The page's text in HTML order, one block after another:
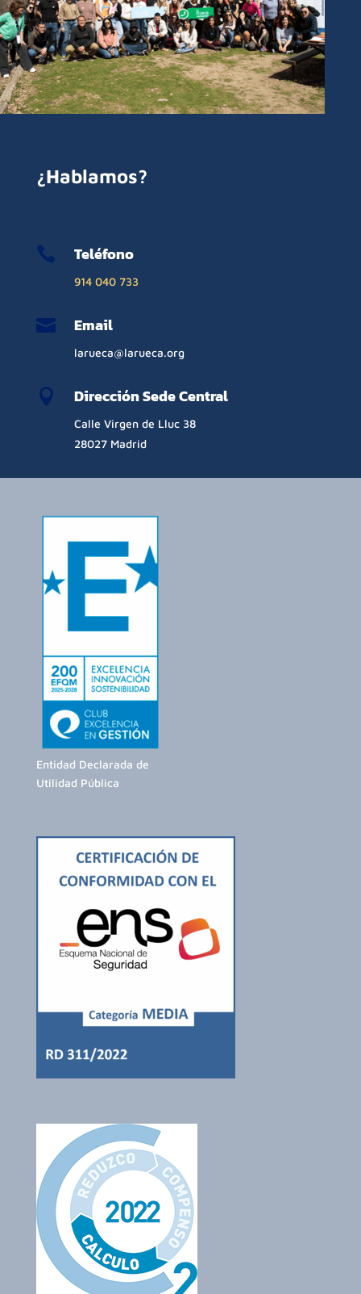
¿Hablamos?
 Teléfono
914 040 733
 Email
larueca@larueca.org
 Dirección Sede Central
Calle Virgen de Lluc 38
28027 Madrid
Entidad Declarada de
Utilidad Pública